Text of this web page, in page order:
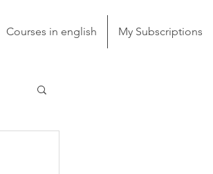
Courses in english My Subscriptions